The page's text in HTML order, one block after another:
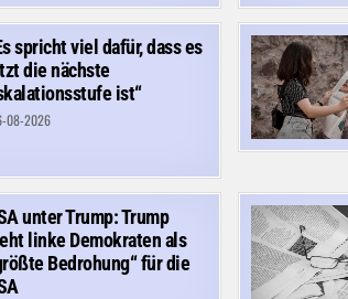
spricht viel dafür, dass es
die nächste
ist“
08-2026
unter Trump: Trump
linke Demokraten als
Bedrohung“ für die